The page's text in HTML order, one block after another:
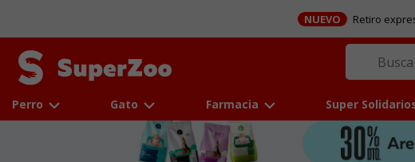
NUEVO Retiro
Perro Gato Farmacia Super